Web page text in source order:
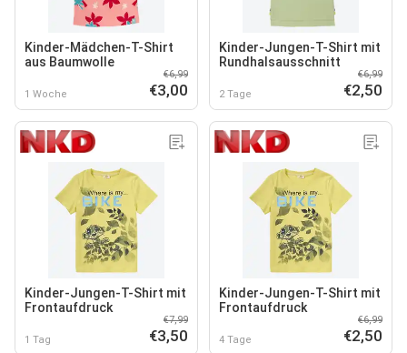
Kinder-Mädchen-T-Shirt
aus Baumwolle
1 Woche
€6,99
€3,00
Kinder-Jungen-T-Shirt mit
Rundhalsausschnitt
2 Tage
€6,99
€2,50
Kinder-Jungen-T-Shirt mit
Frontaufdruck
1 Tag
€7,99
€3,50
Kinder-Jungen-T-Shirt mit
Frontaufdruck
4 Tage
€6,99
€2,50